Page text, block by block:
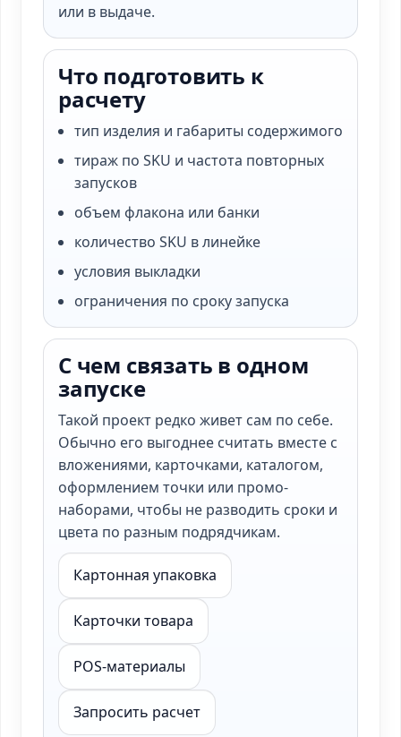
или в выдаче.
Что подготовить к
расчету
тип изделия и габариты содержимого
тираж по SKU и частота повторных
запусков
объем флакона или банки
количество SKU в линейке
условия выкладки
ограничения по сроку запуска
С чем связать в одном
запуске
Такой проект редко живет сам по себе.
Обычно его выгоднее считать вместе с
вложениями, карточками, каталогом,
оформлением точки или промо-
наборами, чтобы не разводить сроки и
цвета по разным подрядчикам.
Картонная упаковка
Карточки товара
POS-материалы
Запросить расчет